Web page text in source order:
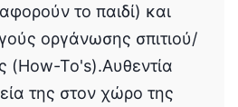
το παιδί) και
οργάνωσης σπιτιού/
(How-To's).Αυθεντία
της στον χώρο της